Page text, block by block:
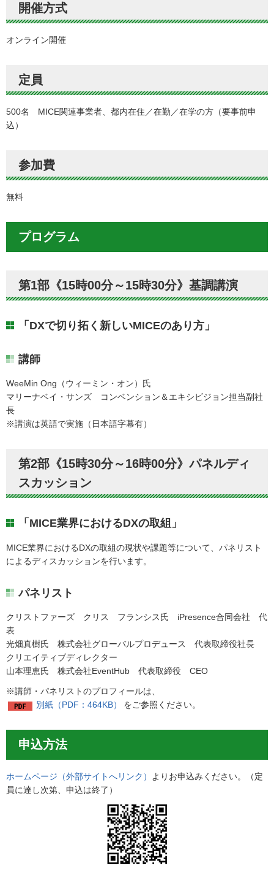
開催方式
オンライン開催
定員
500名 MICE関連事業者、都内在住／在勤／在学の方（要事前申
込）
参加費
無料
プログラム
第1部《15時00分～15時30分》基調講演
「DXで切り拓く新しいMICEのあり方」
講師
WeeMin Ong（ウィーミン・オン）氏
マリーナベイ・サンズ コンベンション＆エキシビジョン担当副社
長
※講演は英語で実施（日本語字幕有）
第2部《15時30分～16時00分》パネルディ
スカッション
「MICE業界におけるDXの取組」
MICE業界におけるDXの取組の現状や課題等について、パネリスト
によるディスカッションを行います。
パネリスト
クリストファーズ クリス フランシス氏 iPresence合同会社 代
表
光畑真樹氏 株式会社グローバルプロデュース 代表取締役社長
クリエイティブディレクター
山本理恵氏 株式会社EventHub 代表取締役 CEO
※講師・パネリストのプロフィールは、
別紙（PDF：464KB）
をご参照ください。
申込方法
ホームページ（外部サイトへリンク）
よりお申込みください。（定
員に達し次第、申込は終了）